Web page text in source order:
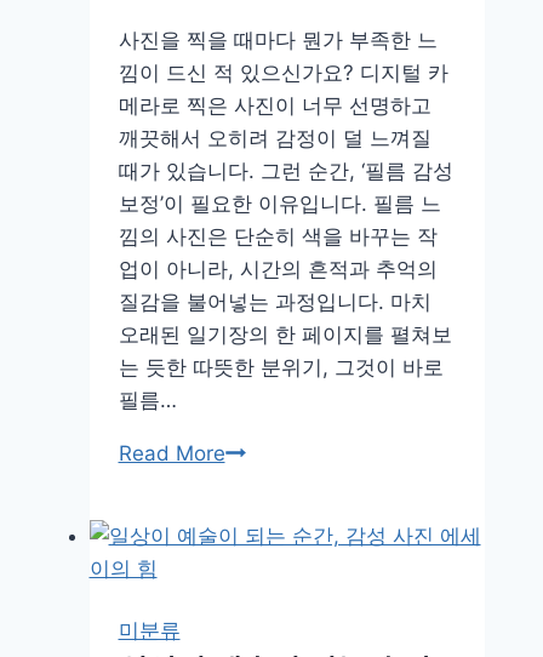
유
료
사
진
편
집
어
플
의
진
실
사진을 찍을 때마다 뭔가 부족한 느
낌이 드신 적 있으신가요? 디지털 카
메라로 찍은 사진이 너무 선명하고
깨끗해서 오히려 감정이 덜 느껴질
때가 있습니다. 그런 순간, ‘필름 감성
보정’이 필요한 이유입니다. 필름 느
낌의 사진은 단순히 색을 바꾸는 작
업이 아니라, 시간의 흔적과 추억의
질감을 불어넣는 과정입니다. 마치
오래된 일기장의 한 페이지를 펼쳐보
는 듯한 따뜻한 분위기, 그것이 바로
필름…
Read More필
메
미분류